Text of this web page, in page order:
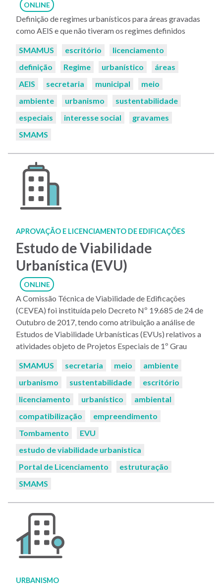
ONLINE
Definição de regimes urbanísticos para áreas gravadas
como AEIS e que não tiveram os regimes definidos
Palavras-
SMAMUS escritório
licenciamento
definição
Regime urbanístico
áreas
AEIS
secretaria municipal
meio
ambiente
urbanismo
sustentabilidade
especiais
interesse social
gravames
SMAMS
APROVAÇÃO E LICENCIAMENTO DE EDIFICAÇÕES
Estudo de Viabilidade
Urbanística (EVU)
ONLINE
A Comissão Técnica de Viabilidade de Edificações
(CEVEA) foi instituída pelo Decreto Nº 19.685 de 24 de
Outubro de 2017, tendo como atribuição a análise de
Estudos de Viabilidade Urbanísticas (EVUs) relativos a
atividades objeto de Projetos Especiais de 1º Grau
Palavras-
SMAMUS secretaria meio
ambiente
urbanismo
sustentabilidade
escritório
licenciamento
urbanístico
ambiental
compatibilização
empreendimento
Tombamento
EVU
estudo de viabilidade urbanistica
Portal de Licenciamento
estruturação
SMAMS
URBANISMO